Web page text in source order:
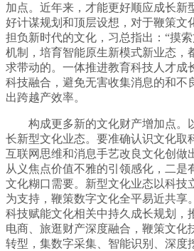
加点。近年来，才能更好顺应成长新
好计谋规划和顶层设想，对于鞭策文
担负新时代的文化，习总指出：“摸
机制，培育智能原生新模式新业态，
求带动的。一体推进教育科技人才成
科技融合，避免无害收集消息的和不
出跨越产效率。
构成更多新的文化财产增加点。
长新型文化业态。要准确认识文化取
互联网思维和消息手艺改良文化创做
从义焦点价值不雅的引领感化，二是
文化糊口需要。新型文化业态以科技
为支持，鞭策数字文化全平易近共享
科技赋能文化相关中持久成长规划，
电商、旅逛财产深度融合，鞭策文化
转型，集数字采集、智能识别、深度